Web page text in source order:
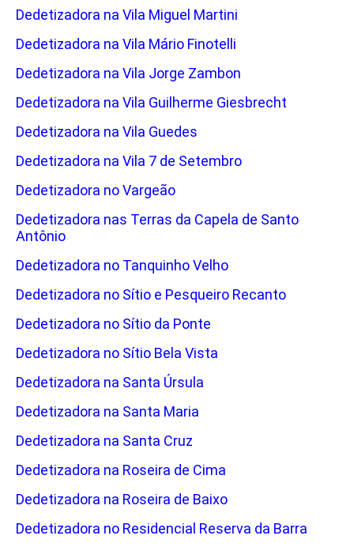
Dedetizadora na Vila Miguel Martini
Dedetizadora na Vila Mário Finotelli
Dedetizadora na Vila Jorge Zambon
Dedetizadora na Vila Guilherme Giesbrecht
Dedetizadora na Vila Guedes
Dedetizadora na Vila 7 de Setembro
Dedetizadora no Vargeão
Dedetizadora nas Terras da Capela de Santo
Antônio
Dedetizadora no Tanquinho Velho
Dedetizadora no Sítio e Pesqueiro Recanto
Dedetizadora no Sítio da Ponte
Dedetizadora no Sítio Bela Vista
Dedetizadora na Santa Úrsula
Dedetizadora na Santa Maria
Dedetizadora na Santa Cruz
Dedetizadora na Roseira de Cima
Dedetizadora na Roseira de Baixo
Dedetizadora no Residencial Reserva da Barra